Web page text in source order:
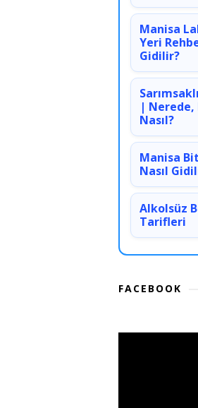
Manisa
Yeri
Gidilir?
| Nerede,
Nasıl?
Manisa
Nasıl
Alkolsüz
Tarifleri
FACEBOOK